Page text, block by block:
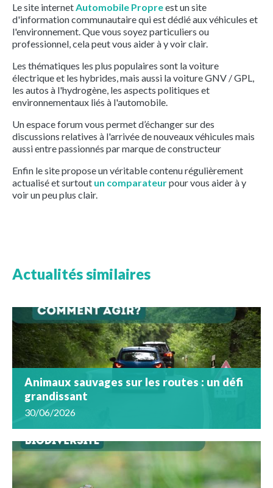
Le site internet Automobile Propreest un site
d'information communautaire qui est dédié aux véhicules et
l'environnement. Que vous soyez particuliers ou
professionnel, cela peut vous aider à y voir clair.
Les thématiques les plus populaires sont la voiture
électrique et les hybrides, mais aussi la voiture GNV / GPL,
les autos à l'hydrogène, les aspects politiques et
environnementaux liés à l'automobile.
Un espace forum vous permet d’échanger sur des
discussions relatives à l'arrivée de nouveaux véhicules mais
aussi entre passionnés par marque de constructeur
Enfin le site propose un véritable contenu régulièrement
actualisé et surtout un comparateurpour vous aider à y
voir un peu plus clair.
Actualités similaires
Animaux sauvages sur les routes : un défi
grandissant
30/06/2026